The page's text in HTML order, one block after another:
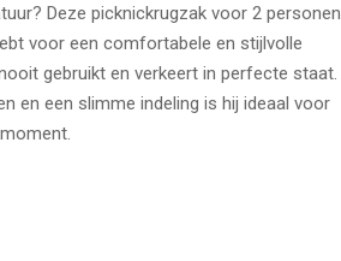
Deze picknickrugzak voor 2 personen
voor een comfortabele en stijlvolle
gebruikt en verkeert in perfecte staat.
en een slimme indeling is hij ideaal voor